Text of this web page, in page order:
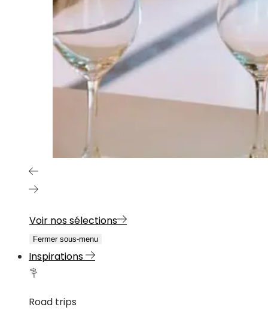
Voir nos sélections
Fermer sous-menu
Inspirations
Road trips